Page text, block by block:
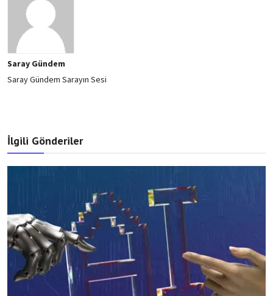
Saray Gündem
Saray Gündem Sarayın Sesi
İlgili Gönderiler